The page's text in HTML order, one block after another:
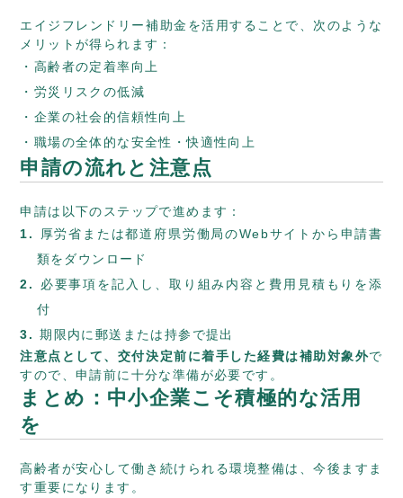
エイジフレンドリー補助金を活用することで、次のような
メリットが得られます：
高齢者の定着率向上
労災リスクの低減
企業の社会的信頼性向上
職場の全体的な安全性・快適性向上
申請の流れと注意点
申請は以下のステップで進めます：
厚労省または都道府県労働局のWebサイトから申請書
類をダウンロード
必要事項を記入し、取り組み内容と費用見積もりを添
付
期限内に郵送または持参で提出
注意点として、交付決定前に着手した経費は補助対象外で
すので、申請前に十分な準備が必要です。
まとめ：中小企業こそ積極的な活用
を
高齢者が安心して働き続けられる環境整備は、今後ますま
す重要になります。